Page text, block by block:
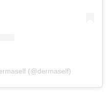
(@dermaself)